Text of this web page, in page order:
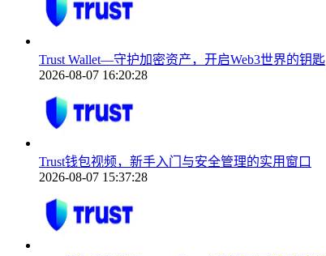
Trust Wallet—守护加密资产，开启Web3世界的钥匙
2026-08-07 16:20:28
Trust钱包视频，新手入门与安全管理的实用窗口
2026-08-07 15:37:28